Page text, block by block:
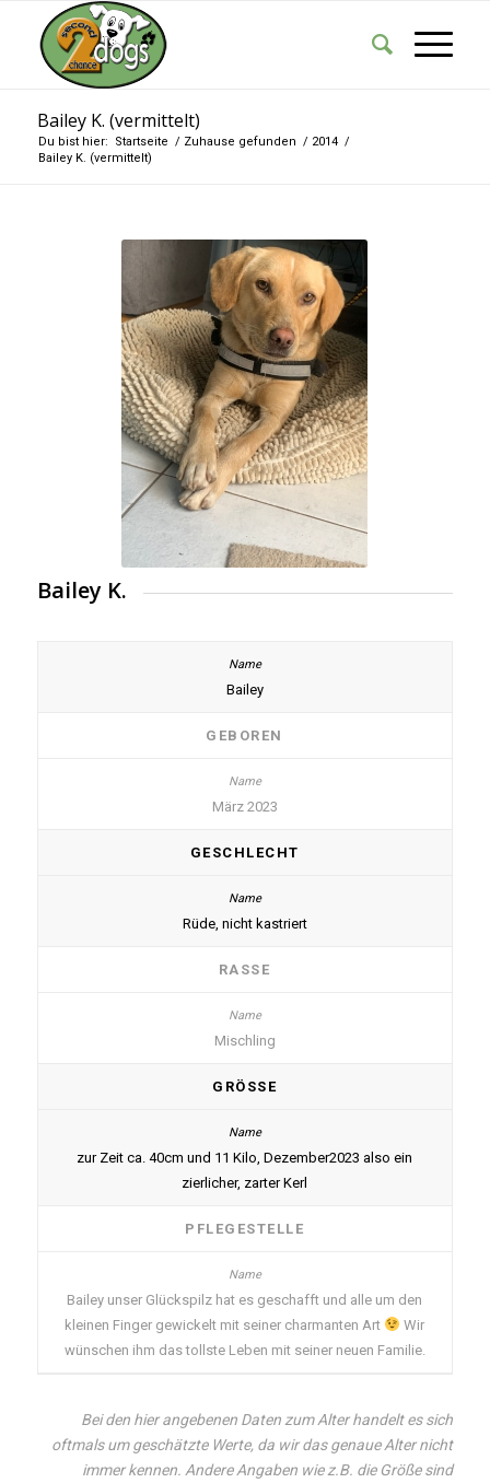
Bailey K. (vermittelt)
Du bist hier: Startseite / Zuhause gefunden / 2014 /
Bailey K. (vermittelt)
Bailey K.
Bailey
GEBOREN
März 2023
GESCHLECHT
Rüde, nicht kastriert
RASSE
Mischling
GRÖSSE
zur Zeit ca. 40cm und 11 Kilo, Dezember2023 also ein
zierlicher, zarter Kerl
PFLEGESTELLE
Bailey unser Glückspilz hat es geschafft und alle um den
kleinen Finger gewickelt mit seiner charmanten Art
Wir
wünschen ihm das tollste Leben mit seiner neuen Familie.
Bei den hier angebenen Daten zum Alter handelt es sich
oftmals um geschätzte Werte, da wir das genaue Alter nicht
immer kennen. Andere Angaben wie z.B. die Größe sind